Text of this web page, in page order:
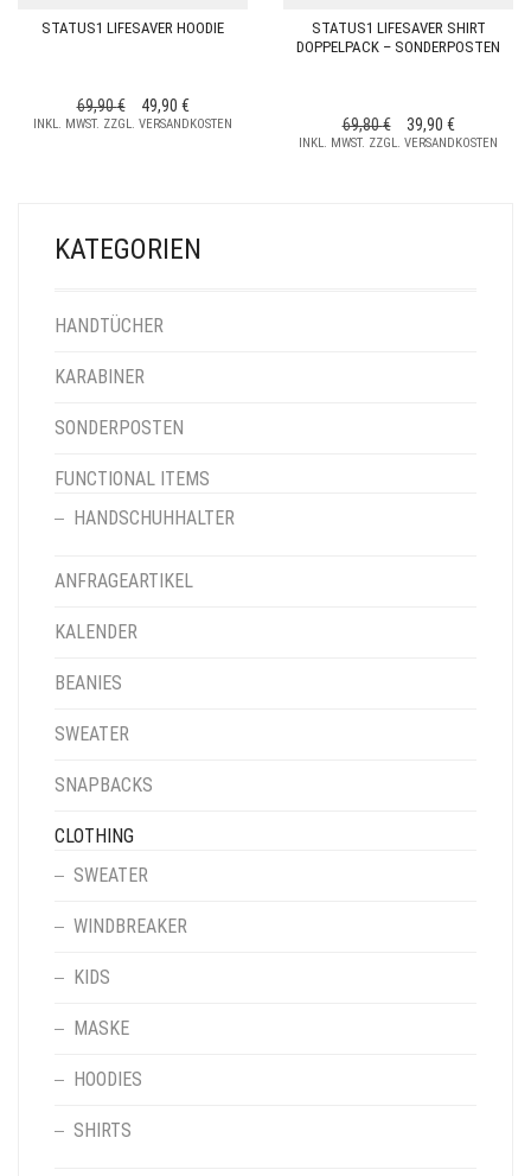
STATUS1 LIFESAVER HOODIE
69,90€
URSPRÜNGLICHER
PREIS
49,90 €AKTUELLER
PREIS
INKL. MWST. ZZGL. VERSANDKOSTEN
STATUS1 LIFESAVER SHIRT
DOPPELPACK – SONDERPOSTEN
69,80€
URSPRÜNGLICHER
PREIS
39,90 €AKTUELLER
PREIS
INKL. MWST. ZZGL. VERSANDKOSTEN
KATEGORIEN
HANDTÜCHER
KARABINER
SONDERPOSTEN
FUNCTIONAL ITEMS
HANDSCHUHHALTER
ANFRAGEARTIKEL
KALENDER
BEANIES
SWEATER
SNAPBACKS
CLOTHING
SWEATER
WINDBREAKER
KIDS
MASKE
HOODIES
SHIRTS